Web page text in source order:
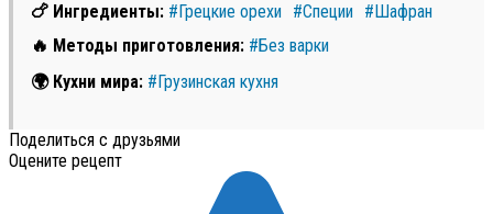
🍗 Ингредиенты: #Грецкие орехи #Специи #Шафран
🔥 Методы приготовления: #Без варки
🌍 Кухни мира: #Грузинская кухня
Поделиться с друзьями
Оцените рецепт